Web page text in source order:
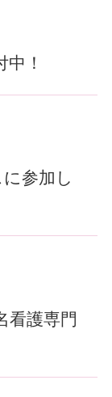
！
参加し
看護専門